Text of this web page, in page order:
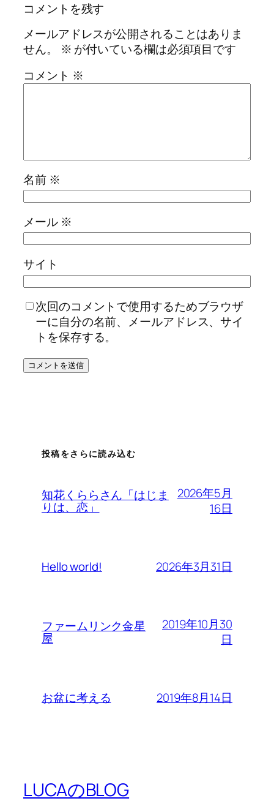
コメントを残す
メールアドレスが公開されることはありま
せん。
※ が付いている欄は必須項目です
コメント ※
名前 ※
メール ※
サイト
次回のコメントで使用するためブラウザ
ーに自分の名前、メールアドレス、サイ
トを保存する。
投稿をさらに読み込む
知花くららさん「はじま
りは、恋」
2026年5月
16日
Hello world! 2026年3月31日
ファームリンク金星
屋
2019年10月30
日
お盆に考える 2019年8月14日
LUCAのBLOG